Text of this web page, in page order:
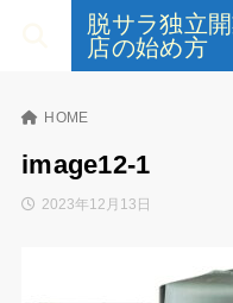
脱サラ独立
店の始め方
HOME
image12-1
2023年12月13日